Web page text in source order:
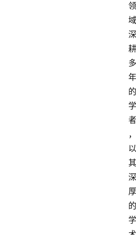
领
域
深
耕
多
年
的
学
者
，
以
其
深
厚
的
学